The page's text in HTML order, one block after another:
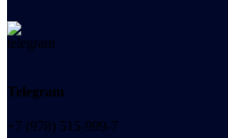
Telegram
+7 (978) 515-999-7